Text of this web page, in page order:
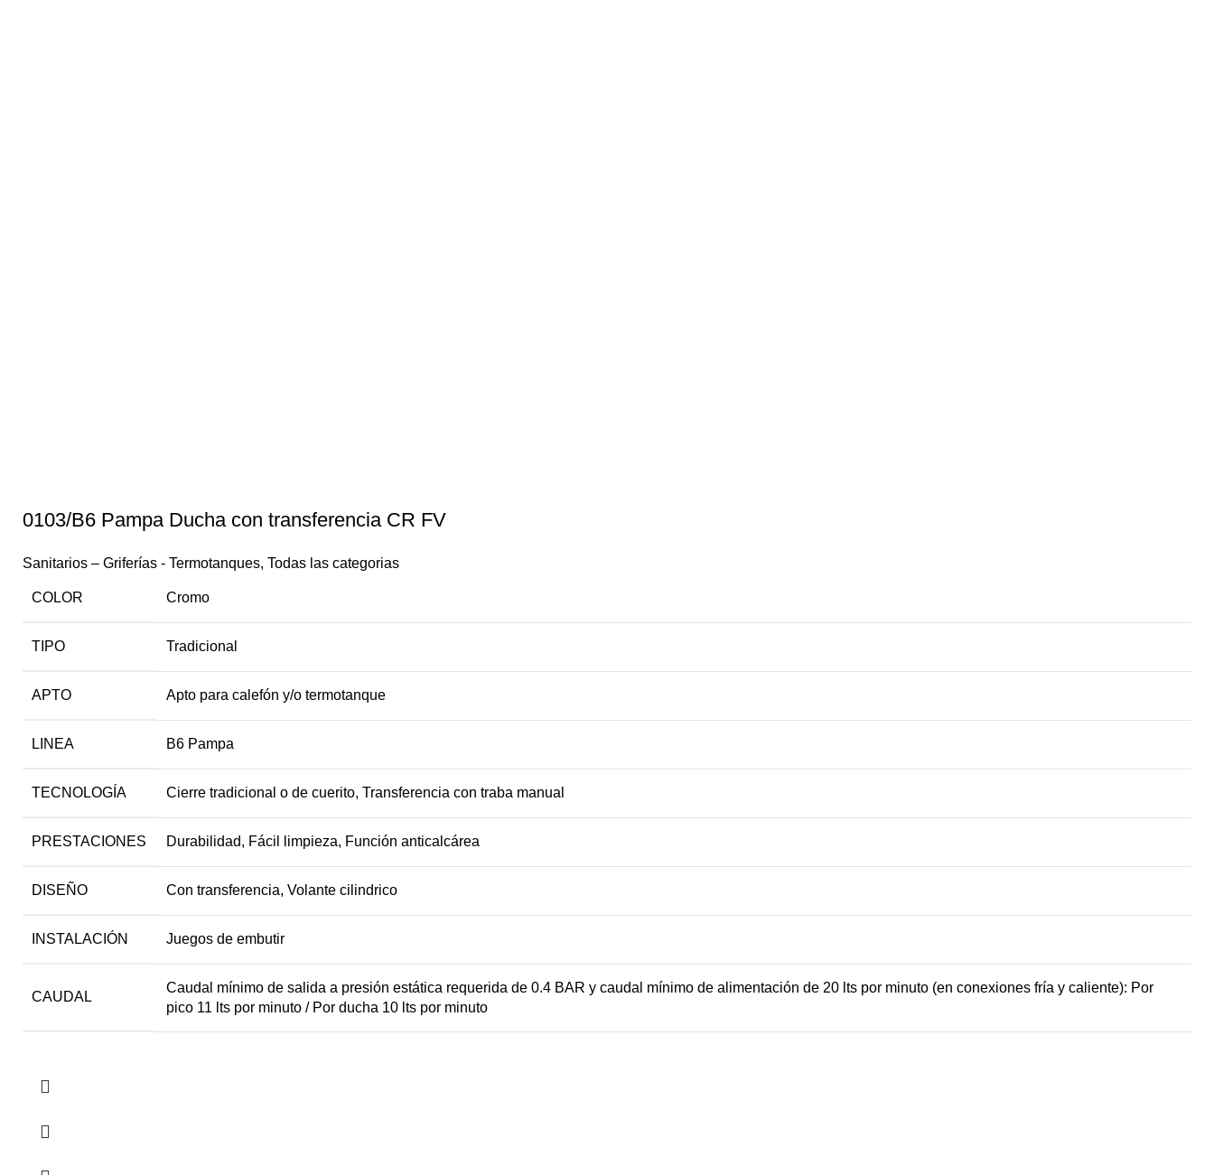
0103/B6 Pampa Ducha con transferencia CR FV
Sanitarios – Griferías - Termotanques, Todas las categorias
COLOR Cromo
TIPO Tradicional
APTO Apto para calefón y/o termotanque
LINEA B6 Pampa
TECNOLOGÍA Cierre tradicional o de cuerito, Transferencia con traba manual
PRESTACIONES Durabilidad, Fácil limpieza, Función anticalcárea
DISEÑO Con transferencia, Volante cilindrico
INSTALACIÓN Juegos de embutir
CAUDAL
Caudal mínimo de salida a presión estática requerida de 0.4 BAR y caudal mínimo de alimentación de 20 lts por minuto (en conexiones fría y caliente): Por
pico 11 lts por minuto / Por ducha 10 lts por minuto